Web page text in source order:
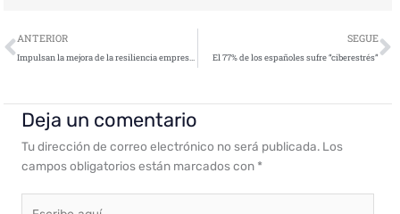
Ant
ANTERIOR
Impulsan la mejora de la resiliencia empresarial por medio de simulacros de crisis cibernéticas
SEGUE
El 77% de los españoles sufre “ciberestrés”
Deja un comentario
Tu dirección de correo electrónico no será publicada. Los
campos obligatorios están marcados con *